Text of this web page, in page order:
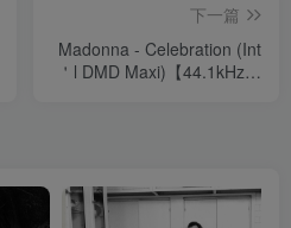
下一篇
Madonna - Celebration (Int
＇l DMD Maxi)【44.1kHz／